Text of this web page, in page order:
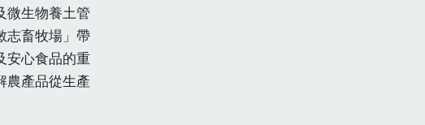
微生物養土管
志畜牧場」帶
安心食品的重
農產品從生產